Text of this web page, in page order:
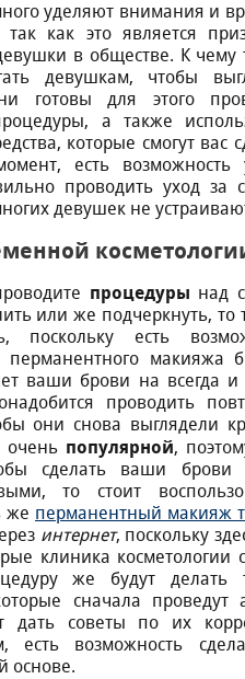
уделяют внимания и
как это является
в обществе. К чему
девушкам, чтобы
готовы для этого
а также
которые смогут вас
есть возможность
проводить уход за
девушек не
процедуры над
или же подчеркнуть, то
поскольку есть
перманентного макияжа
ваши брови на всегда и
проводить
они снова выглядели
очень популярной,
сделать ваши брови
то стоит
же перманентный макияж
интернет, поскольку
клиника косметологии
же будут делать
сначала проведут
дать советы по их
есть возможность
основе.